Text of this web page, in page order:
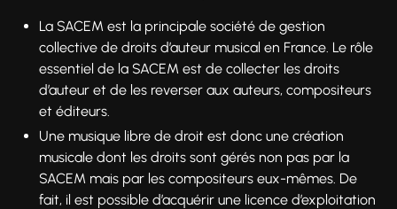
La SACEM est la principale société de gestion
collective de droits d’auteur musical en France. Le rôle
essentiel de la SACEM est de collecter les droits
d’auteur et de les reverser aux auteurs, compositeurs
et éditeurs.
Une musique libre de droit est donc une création
musicale dont les droits sont gérés non pas par la
SACEM mais par les compositeurs eux-mêmes. De
fait, il est possible d’acquérir une licence d’exploitation